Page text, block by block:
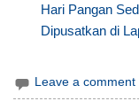
Hari Pangan
Dipusatkan di
Leave a comment